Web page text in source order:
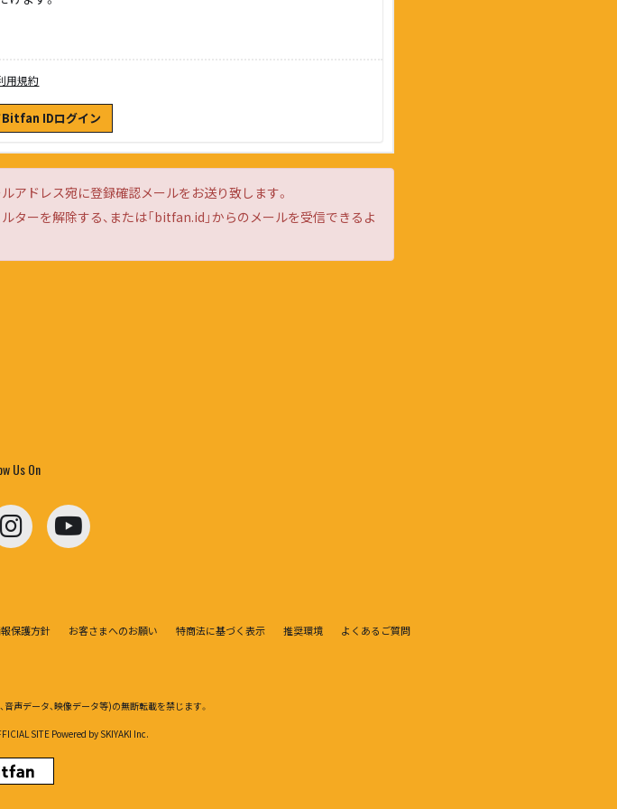
用規約
Bitfan IDログイン
アドレス宛に登録確認メールをお送り致します。
ーを解除する、または「bitfan.id」からのメールを受信できるよ
Us On
保護方針 お客さまへのお願い 特商法に基づく表示 推奨環境 よくあるご質問
音声データ、映像データ等)の無断転載を禁じます。
SITE Powered by SKIYAKI Inc.